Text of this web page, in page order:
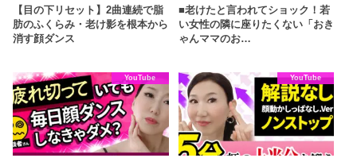
【目の下リセット】2曲連続で脂
肪のふくらみ・老け影を根本から
消す顔ダンス
■老けたと言われてショック！若
い女性の隣に座りたくない「おき
ゃんママのお…
YouTube YouTube